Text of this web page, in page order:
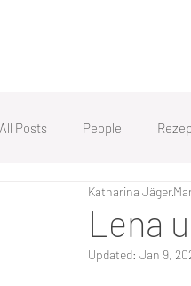
All Posts People
Lena
Katharina Jäger
Updated: Jan 9,